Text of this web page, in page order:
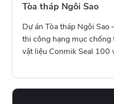
Tòa tháp Ngôi Sao
Dự án Tòa tháp Ngôi
thi công hạng mục chống
vật liệu Conmik Seal 100
bảo vệ kết cấu công trình
của môi trường đô thị,